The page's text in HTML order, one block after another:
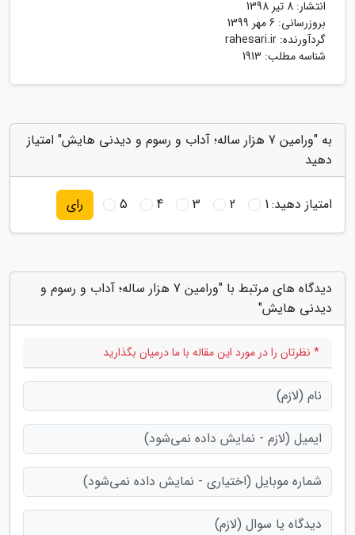
انتشار: 8 تیر 1398
بروزرسانی: 6 مهر 1399
گردآورنده: rahesari.ir
شناسه مطلب: 1913
به "ورامین 7 هزار ساله؛ آداب و رسوم و دیدنی هایش" امتیاز
دهید
امتیاز دهید:1
2
3
4
5 رای
دیدگاه های مرتبط با "ورامین 7 هزار ساله؛ آداب و رسوم و
دیدنی هایش"
* نظرتان را در مورد این مقاله با ما درمیان بگذارید